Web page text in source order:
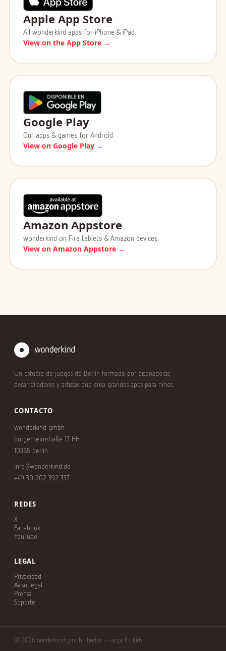
Apple App Store
All wonderkind apps for iPhone & iPad.
View on the App Store →
Google Play
Our apps & games for Android.
View on Google Play →
Amazon Appstore
wonderkind on Fire tablets & Amazon devices.
View on Amazon Appstore →
Un estudio de juegos de Berlín formado por diseñadoras,
desarrolladores y artistas que crea grandes apps para niños.
CONTACTO
wonderkind gmbh
bürgerheimstraße 17 HH
10365 berlin
info@wonderkind.de
+49 30 202 392 337
REDES
X
Facebook
YouTube
LEGAL
Privacidad
Aviso legal
Prensa
Soporte
© 2026 wonderkind gmbh · berlin — apps for kids